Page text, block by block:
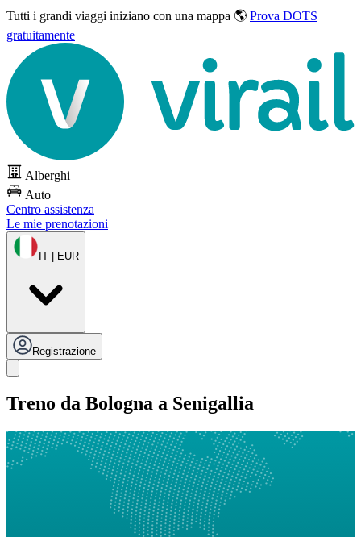
Tutti i grandi viaggi iniziano con una mappa 🌎 Prova DOTS
gratuitamente
Alberghi
Auto
Centro assistenza
Le mie prenotazioni
IT | EUR
Registrazione
Treno da Bologna a Senigallia